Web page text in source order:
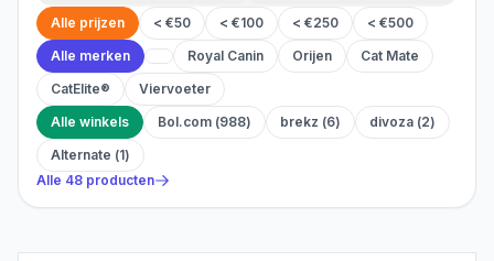
Alle prijzen < €50 < €100 < €250
< €500
Alle merken
Royal Canin Orijen
Cat Mate
CatElite®
Viervoeter
Alle winkels
Bol.com (988) brekz (6) divoza (2)
Alternate (1)
Alle 48 producten